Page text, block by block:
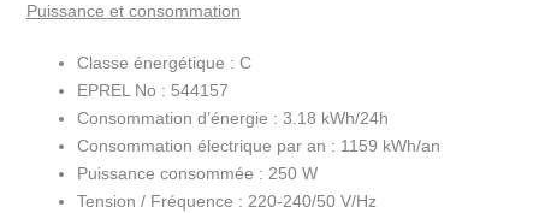
Puissance et consommation
Classe énergétique : C
EPREL No : 544157
Consommation d’énergie : 3.18 kWh/24h
Consommation électrique par an : 1159 kWh/an
Puissance consommée : 250 W
Tension / Fréquence : 220-240/50 V/Hz